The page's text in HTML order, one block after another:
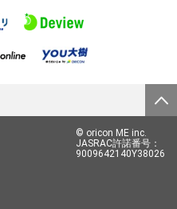
© oricon ME inc.
JASRAC許諾番号：
9009642140Y38026